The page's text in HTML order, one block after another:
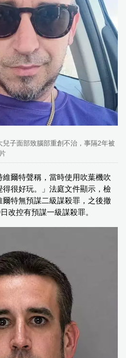
子面部致腦部重創不治，事隔2年被
爾特聲稱，當時使用吹葉機吹
很好玩。」法庭文件顯示，檢
特無預謀二級謀殺罪，之後撤
改控有預謀一級謀殺罪。